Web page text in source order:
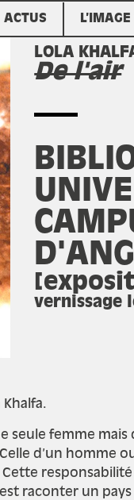
ACTUS
LOLA
De l'air
vernissage
Khalfa.
seule femme
d’un homme
raconter un